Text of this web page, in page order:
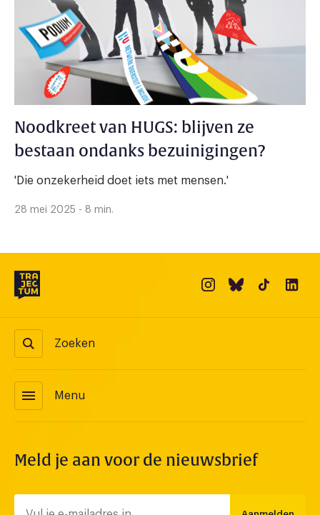
Noodkreet van HUGS: blijven ze
bestaan ondanks bezuinigingen?
'Die onzekerheid doet iets met mensen.'
28 mei 2025 - 8 min.
Zoeken
menu Menu
Meld je aan voor de nieuwsbrief